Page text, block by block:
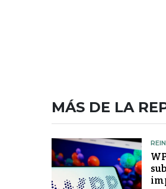
MÁS DE LA